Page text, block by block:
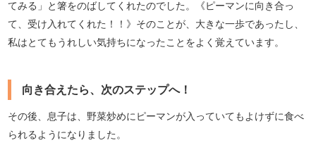
てみる」と箸をのばしてくれたのでした。《ピーマンに向き合っ
て、受け入れてくれた！！》そのことが、大きな一歩であったし、
私はとてもうれしい気持ちになったことをよく覚えています。
向き合えたら、次のステップへ！
その後、息子は、野菜炒めにピーマンが入っていてもよけずに食べ
られるようになりました。